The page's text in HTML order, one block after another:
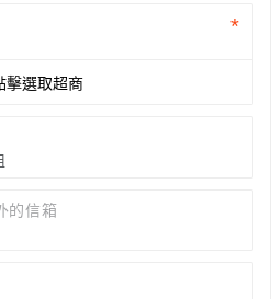
擊選取超商
的信箱